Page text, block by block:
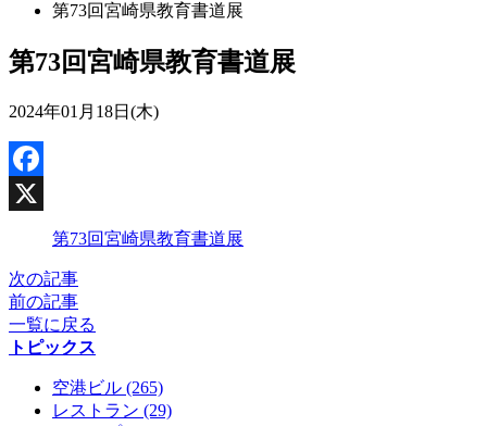
第73回宮崎県教育書道展
第73回宮崎県教育書道展
2024年01月18日(木)
Facebook
第73回宮崎県教育書道展
次の記事
前の記事
一覧に戻る
トピックス
空港ビル (265)
レストラン (29)